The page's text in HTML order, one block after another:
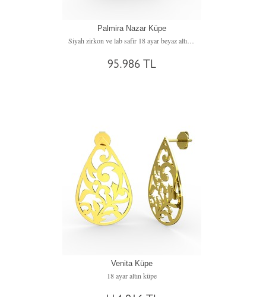
Palmira Nazar Küpe
95.986 TL
Venita Küpe
18 ayar altın küpe